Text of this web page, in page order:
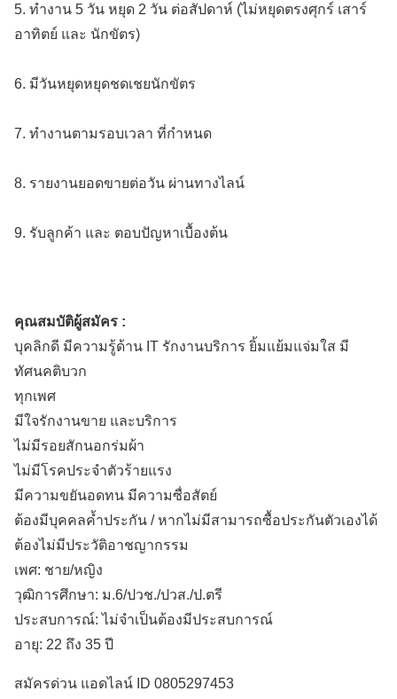
5. ทำงาน 5 วัน หยุด 2 วัน ต่อสัปดาห์ (ไม่หยุดตรงศุกร์ เสาร์
อาทิตย์ และ นักขัตร)
6. มีวันหยุดหยุดชดเชยนักขัตร
7. ทำงานตามรอบเวลา ที่กำหนด
8. รายงานยอดขายต่อวัน ผ่านทางไลน์
9. รับลูกค้า และ ตอบปัญหาเบื้องต้น
คุณสมบัติผู้สมัคร :
บุคลิกดี มีความรู้ด้าน IT รักงานบริการ ยิ้มแย้มแจ่มใส มี
ทัศนคติบวก
ทุกเพศ
มีใจรักงานขาย และบริการ
ไม่มีรอยสักนอกร่มผ้า
ไม่มีโรคประจำตัวร้ายแรง
มีความขยันอดทน มีความซื่อสัตย์
ต้องมีบุคคลค้ำประกัน / หากไม่มีสามารถซื้อประกันตัวเองได้
ต้องไม่มีประวัติอาชญากรรม
เพศ: ชาย/หญิง
วุฒิการศึกษา: ม.6/ปวช./ปวส./ป.ตรี
ประสบการณ์: ไม่จำเป็นต้องมีประสบการณ์
อายุ: 22 ถึง 35 ปี
สมัครด่วน แอดไลน์ ID 0805297453